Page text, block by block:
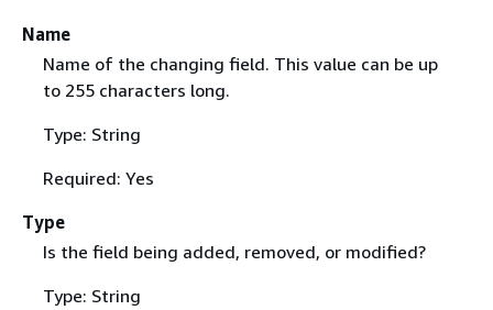
Name
Name of the changing field. This value can be up
to 255 characters long.
Type: String
Required: Yes
Type
Is the field being added, removed, or modified?
Type: String